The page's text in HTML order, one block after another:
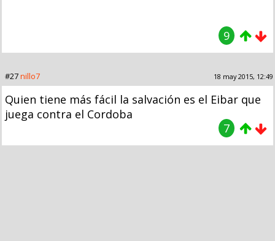
9
#27nillo7 18 may 2015, 12:49
Quien tiene más fácil la salvación es el Eibar que
juega contra el Cordoba
7